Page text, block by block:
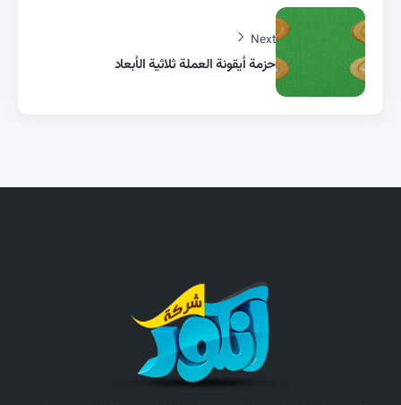
Next
حزمة أيقونة العملة ثلاثية الأبعاد